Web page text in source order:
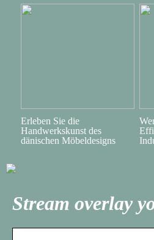
Erleben Sie die
Handwerkskunst des
dänischen Möbeldesigns
Stream overlay